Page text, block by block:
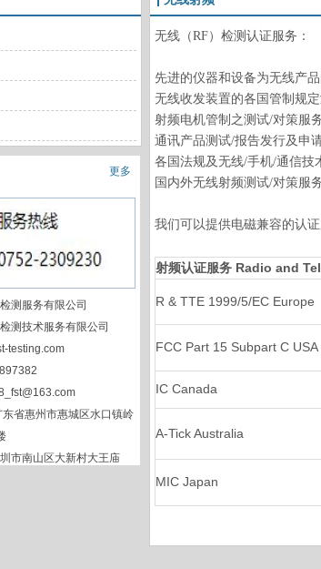
更多
测服务有限公司
测技术服务有限公司
testing.com
省惠州市惠城区水口镇岭
市南山区大新村大王庙
无线（RF）检测认证服务：
先进的仪器和设备为无线产
无线收发装置的各国管制规
射频电机管制之测试/对策服
通讯产品测试/报告发行及申
各国法规及无线/手机/通信技
国内外无线射频测试/对策服
我们可以提供电磁兼容的认
射频认证服务 Radio and
R & TTE 1999/5/EC Europe
FCC Part 15 Subpart C USA
IC Canada
A-Tick Australia
MIC Japan